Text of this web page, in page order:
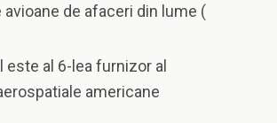
avioane de afaceri din lume (
este al 6-lea furnizor al
americane